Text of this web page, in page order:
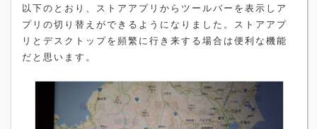
以下のとおり、ストアアプリからツールバーを表示しア
プリの切り替えができるようになりました。ストアアプ
リとデスクトップを頻繁に行き来する場合は便利な機能
だと思います。